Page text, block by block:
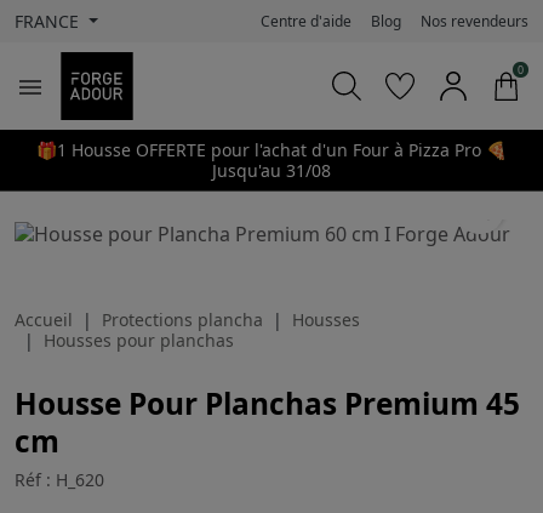
FRANCE Centre d'aide Blog Nos revendeurs

0
🎁1 Housse OFFERTE pour l'achat d'un Four à Pizza Pro 🍕
Jusqu'au 31/08
Accueil Protections plancha
Housses
Housses pour planchas
Housse Pour Planchas Premium 45
cm
Réf : H_620